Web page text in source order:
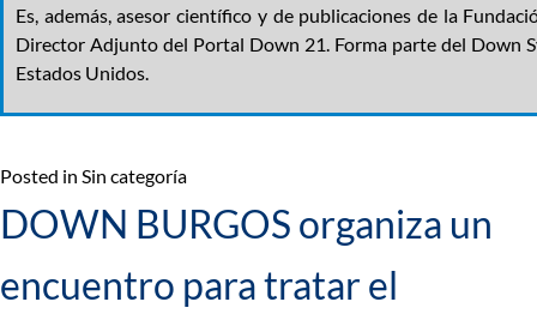
Es, además, asesor científico y de publicaciones de la
Director Adjunto del Portal Down 21. Forma parte del Down
Estados Unidos.
Posted in Sin categoría
DOWN BURGOS organiza un
encuentro para tratar el